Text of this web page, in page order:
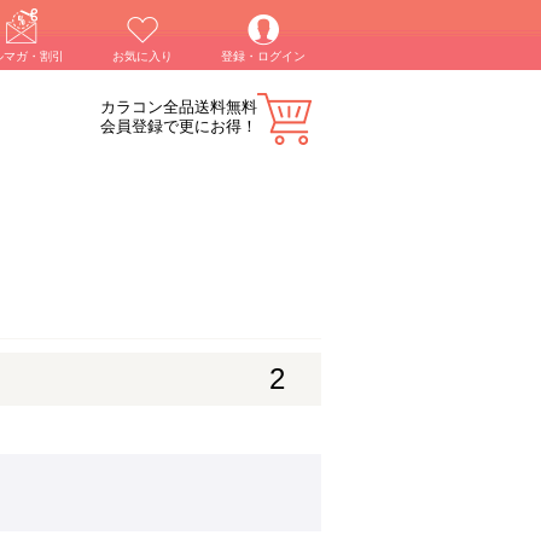
マガ・割引 お気に入り 登録・ログイン
カラコン全品送料無料
会員登録で更にお得！
2